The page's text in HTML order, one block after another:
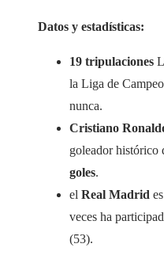
Datos y estadísticas:
19 tripulaciones
la Liga de
nunca.
Cristiano
goleador histórico
goles.
el Real Madrid
veces ha
(53).